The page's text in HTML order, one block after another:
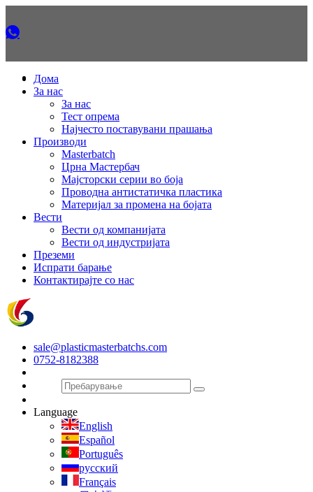
Дома
За нас
За нас
Тест опрема
Најчесто поставувани прашања
Производи
Masterbatch
Црна Мастербач
Мајсторски серии во боја
Проводна антистатичка пластика
Материјал за промена на бојата
Вести
Вести од компанијата
Вести од индустријата
Преземи
Испрати барање
Контактирајте со нас
sale@plasticmasterbatchs.com
0752-8182388
Language
English
Español
Português
русский
Français